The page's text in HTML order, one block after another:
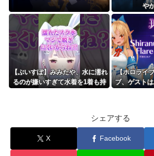
や
【ぶいすぽ】みみたや、水に濡れ
るのが嫌いすぎて水着を1着も持
【ホロライ
ブ、ゲスト
シェアする
X Facebook